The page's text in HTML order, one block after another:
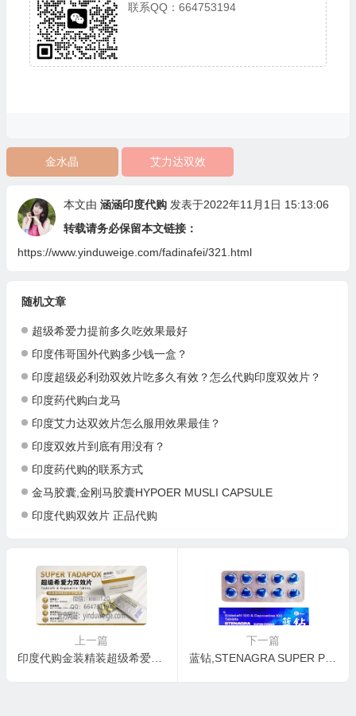
联系QQ：664753194
金水晶 艾力达双效
本文由 涵涵印度代购 发表于2022年11月1日 15:13:06
转载请务必保留本文链接：
https://www.yinduweige.com/fadinafei/321.html
随机文章
超级希爱力提前多久吃效果最好
印度伟哥国外代购多少钱一盒？
印度超级必利劲双效片吃多久有效？怎么代购印度双效片？
印度药代购白龙马
印度艾力达双效片怎么服用效果最佳？
印度双效片到底有用没有？
印度药代购的联系方式
金马胶囊,金刚马胶囊HYPOER MUSLI CAPSULE
印度代购双效片 正品代购
上一篇
印度代购金装精装超级希爱力,SUPER TADAPOX
下一篇
蓝钻,STENAGRA SUPER POWER